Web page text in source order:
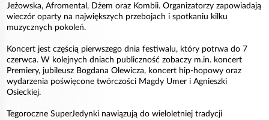
Jeżowska, Afromental, Dżem oraz Kombii. Organizatorzy zapowiadają
wieczór oparty na największych przebojach i spotkaniu kilku
muzycznych pokoleń.
Koncert jest częścią pierwszego dnia festiwalu, który potrwa do 7
czerwca. W kolejnych dniach publiczność zobaczy m.in. koncert
Premiery, jubileusz Bogdana Olewicza, koncert hip-hopowy oraz
wydarzenia poświęcone twórczości Magdy Umer i Agnieszki
Osieckiej.
Tegoroczne SuperJedynki nawiązują do wieloletniej tradycji